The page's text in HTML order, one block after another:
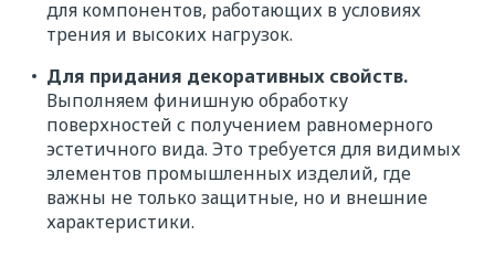
для компонентов, работающих в условиях
трения и высоких нагрузок.
Для придания декоративных свойств.
Выполняем финишную обработку
поверхностей с получением равномерного
эстетичного вида. Это требуется для видимых
элементов промышленных изделий, где
важны не только защитные, но и внешние
характеристики.